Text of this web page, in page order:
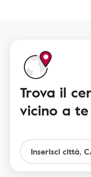
Trova il
vicino a te